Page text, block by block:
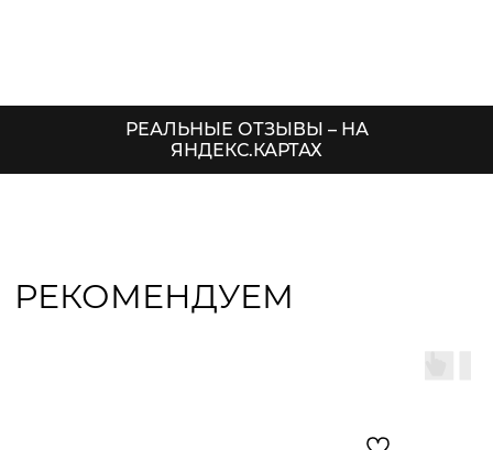
РЕАЛЬНЫЕ ОТЗЫВЫ – НА
ЯНДЕКС.КАРТАХ
РЕКОМЕНДУЕМ